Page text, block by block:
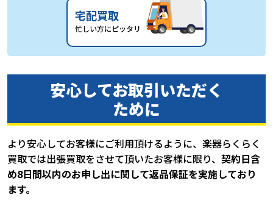
宅配買取
忙しい方にピッタリ
安心してお取引いただく
ために
より安心してお客様にご利用頂けるように、楽器らくらく
買取では出張買取をさせて頂いたお客様に限り、 契約日含
め8日間以内のお申し出に関して返品保証を実施しており
ます。